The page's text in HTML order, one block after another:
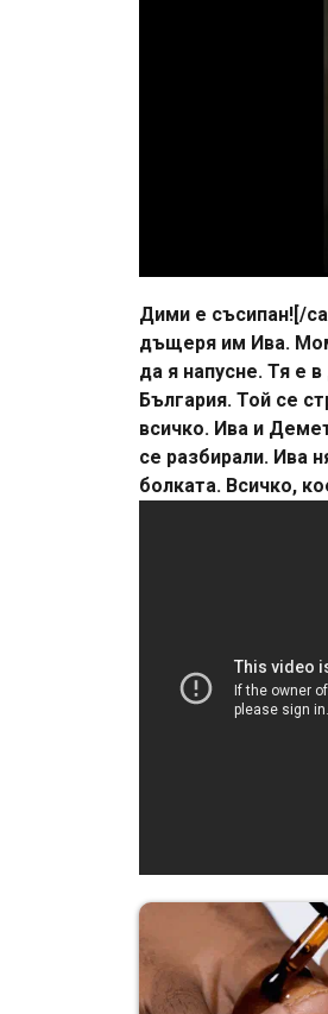
Дими е съсипан![/
дъщеря им Ива.
да я напусне. Тя е
България. Той се
всичко. Ива и
се разбирали. Ива
болката. Всичко,